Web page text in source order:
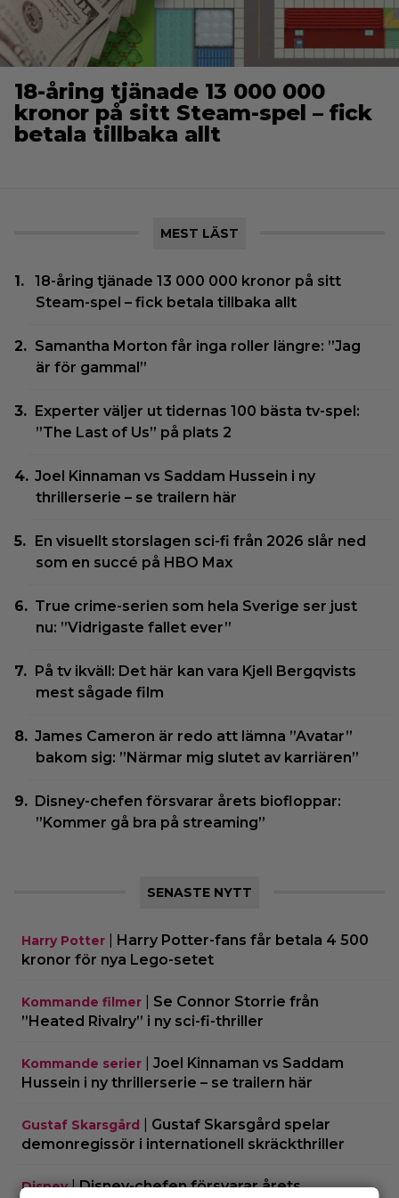
18-åring tjänade 13 000 000
kronor på sitt Steam-spel – fick
betala tillbaka allt
MEST LÄST
18-åring tjänade 13 000 000 kronor på sitt
Steam-spel – fick betala tillbaka allt
Samantha Morton får inga roller längre: ”Jag
är för gammal”
Experter väljer ut tidernas 100 bästa tv-spel:
”The Last of Us” på plats 2
Joel Kinnaman vs Saddam Hussein i ny
thrillerserie – se trailern här
En visuellt storslagen sci-fi från 2026 slår ned
som en succé på HBO Max
True crime-serien som hela Sverige ser just
nu: ”Vidrigaste fallet ever”
På tv ikväll: Det här kan vara Kjell Bergqvists
mest sågade film
James Cameron är redo att lämna ”Avatar”
bakom sig: ”Närmar mig slutet av karriären”
Disney-chefen försvarar årets biofloppar:
”Kommer gå bra på streaming”
SENASTE NYTT
Harry Potter
Harry Potter-fans får betala 4 500
kronor för nya Lego-setet
Kommande filmer
Se Connor Storrie från
”Heated Rivalry” i ny sci-fi-thriller
Kommande serier
Joel Kinnaman vs Saddam
Hussein i ny thrillerserie – se trailern här
Gustaf Skarsgård
Gustaf Skarsgård spelar
demonregissör i internationell skräckthriller
Disney|Disney-chefen försvarar årets